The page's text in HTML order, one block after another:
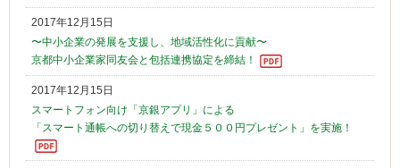
2017年12月15日
〜中小企業の発展を支援し、地域活性化に貢献〜
京都中小企業家同友会と包括連携協定を締結！
2017年12月15日
スマートフォン向け「京銀アプリ」による
「スマート通帳への切り替えで現金５００円プレゼント」を実施！